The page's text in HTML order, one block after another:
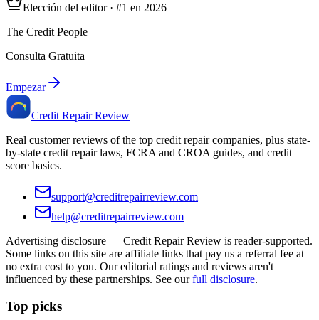
Elección del editor · #1 en 2026
The Credit People
Consulta Gratuita
Empezar
Credit Repair Review
Real customer reviews of the top credit repair companies, plus state-
by-state credit repair laws, FCRA and CROA guides, and credit
score basics.
support@creditrepairreview.com
help@creditrepairreview.com
Advertising disclosure — Credit Repair Review is reader-supported.
Some links on this site are affiliate links that pay us a referral fee at
no extra cost to you. Our editorial ratings and reviews aren't
influenced by these partnerships. See our full disclosure.
Top picks